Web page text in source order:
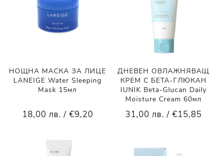
НОЩНА МАСКА ЗА ЛИЦЕ
LANEIGE Water Sleeping
Mask 15мл
18,00 лв. / €9,20
ДНЕВЕН ОВЛАЖНЯВАЩ
КРЕМ С БЕТА-ГЛЮКАН
IUNIK Beta-Glucan Daily
Moisture Cream 60мл
31,00 лв. / €15,85